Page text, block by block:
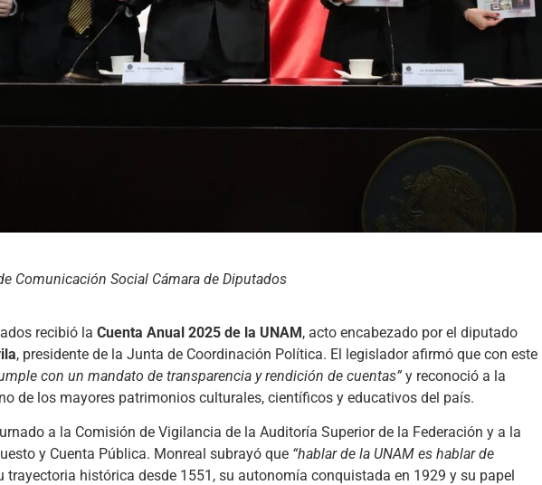
Comunicación Social Cámara de Diputados
recibió la Cuenta Anual 2025 de la UNAM, acto encabezado por el diputado
, presidente de la Junta de Coordinación Política. El legislador afirmó que con este
con un mandato de transparencia y rendición de cuentas” y reconoció a la
de los mayores patrimonios culturales, científicos y educativos del país.
a la Comisión de Vigilancia de la Auditoría Superior de la Federación y a la
y Cuenta Pública. Monreal subrayó que “hablar de la UNAM es hablar de
trayectoria histórica desde 1551, su autonomía conquistada en 1929 y su papel